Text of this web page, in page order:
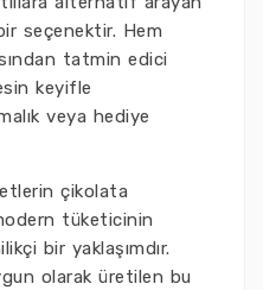
seçenektir. Hem
tatmin edici
keyifle
veya hediye
çikolata
tüketicinin
bir yaklaşımdır.
olarak üretilen bu